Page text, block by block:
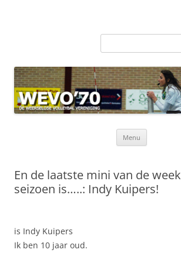
Zoeken
Menu
En de laatste mini van de
seizoen is…..: Indy Kuipers!
is Indy Kuipers
Ik ben 10 jaar oud.